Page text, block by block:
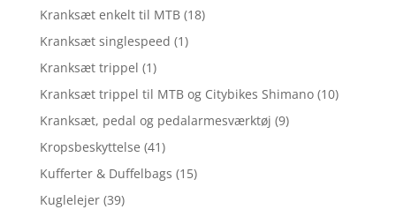
Kranksæt enkelt til MTB (18)
Kranksæt singlespeed (1)
Kranksæt trippel (1)
Kranksæt trippel til MTB og Citybikes Shimano (10)
Kranksæt, pedal og pedalarmesværktøj (9)
Kropsbeskyttelse (41)
Kufferter & Duffelbags (15)
Kuglelejer (39)